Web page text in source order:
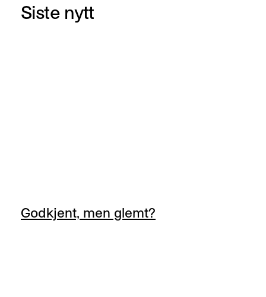
Siste nytt
Godkjent, men glemt?